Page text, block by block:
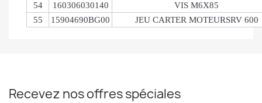
54
160306030140
VIS M6X85
55
15904690BG00 JEU CARTER MOTEURSRV 600
Recevez nos offres spéciales